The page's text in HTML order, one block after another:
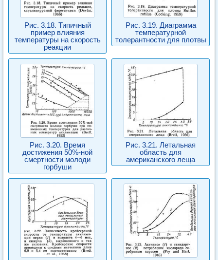
Рис. 3.18. Типичный
пример влияния
температуры на скорость
реакции
Рис. 3.19. Диаграмма
температурной
толерантности для плотвы
Рис. 3.20. Время
достижения 50%-ной
смертности молоди
горбуши
Рис. 3.21. Летальная
область для
американского леща